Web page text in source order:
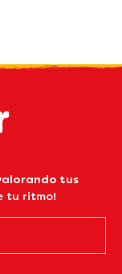
tus
tu ritmo!